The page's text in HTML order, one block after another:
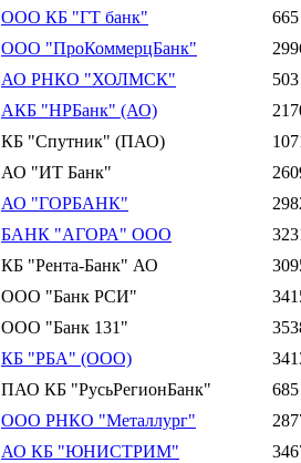
ООО КБ "ГТ банк"
665
ООО "ПроКоммерцБанк"
АО РНКО "ХОЛМСК"
503
АКБ "НРБанк" (АО)
КБ "Спутник" (ПАО)
АО "ИТ Банк"
АО "ГОРБАНК"
БАНК "АГОРА" ООО
КБ "Рента-Банк" АО
ООО "Банк РСИ"
ООО "Банк 131"
КБ "РБА" (ООО)
ПАО КБ "РусьРегионБанк"
685
ООО РНКО "Металлург"
АО КБ "ЮНИСТРИМ"